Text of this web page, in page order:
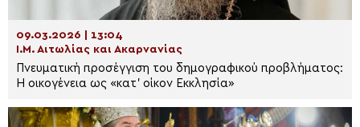
09.03.2026 | 13:04
Ι.Μ. Αιτωλίας και Ακαρνανίας
Πνευματική προσέγγιση του δημογραφικού προβλήματος:
Η οικογένεια ως «κατ’ οίκον Eκκλησία»